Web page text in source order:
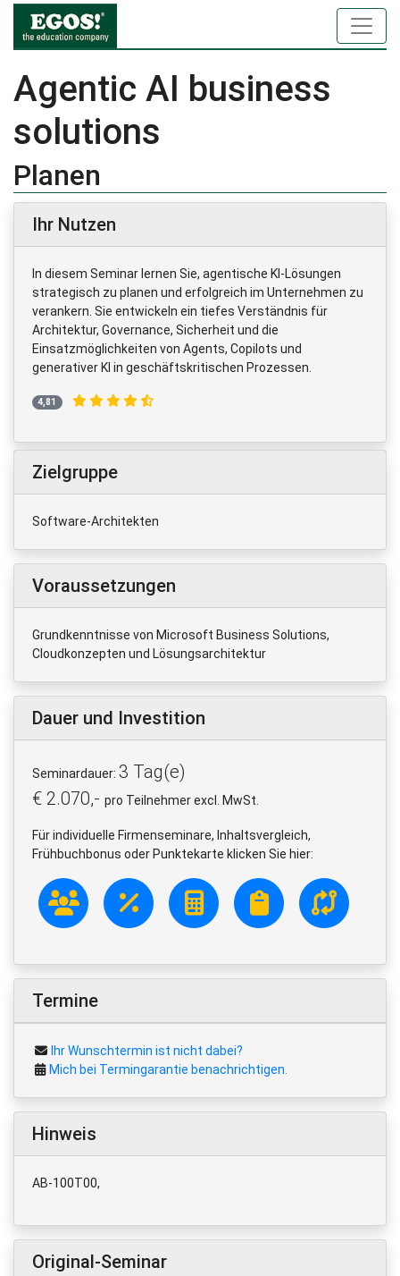
Agentic AI business
solutions
Planen
Ihr Nutzen
In diesem Seminar lernen Sie, agentische KI-Lösungen
strategisch zu planen und erfolgreich im Unternehmen zu
verankern. Sie entwickeln ein tiefes Verständnis für
Architektur, Governance, Sicherheit und die
Einsatzmöglichkeiten von Agents, Copilots und
generativer KI in geschäftskritischen Prozessen.
4,81
Zielgruppe
Software-Architekten
Voraussetzungen
Grundkenntnisse von Microsoft Business Solutions,
Cloudkonzepten und Lösungsarchitektur
Dauer und Investition
Seminardauer: 3 Tag(e)
€ 2.070,- pro Teilnehmer excl. MwSt.
Für individuelle Firmenseminare, Inhaltsvergleich,
Frühbuchbonus oder Punktekarte klicken Sie hier:
Termine
Ihr Wunschtermin ist nicht dabei?
Mich bei Termingarantie benachrichtigen.
Hinweis
AB-100T00,
Original-Seminar